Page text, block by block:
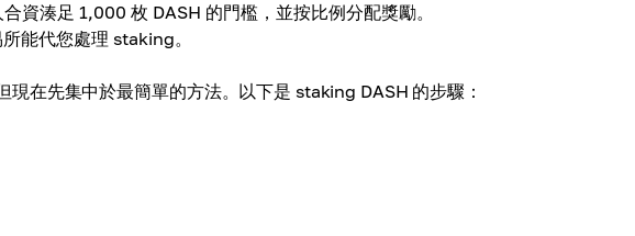
資湊足 1,000 枚 DASH 的門檻，並按比例分配獎勵。
能代您處理 staking。
在先集中於最簡單的方法。以下是 staking DASH 的步驟：